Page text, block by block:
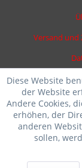
Versand und
Diese Website
der Website
Andere Cookies,
erhöhen, der
anderen
sollen,